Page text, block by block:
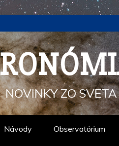
NOVINKY ZO
Návody Observatórium